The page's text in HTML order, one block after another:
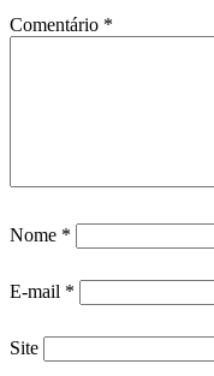
Comentário *
Nome *
E-mail *
Site